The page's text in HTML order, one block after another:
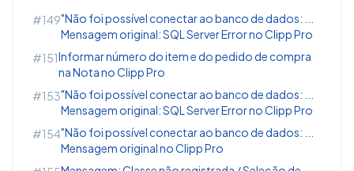
#149"Não foi possível conectar ao banco de dados: ...
Mensagem original: SQL Server Error no Clipp Pro
#151Informar número do item e do pedido de compra
na Nota no Clipp Pro
#153"Não foi possível conectar ao banco de dados: ...
Mensagem original: SQL Server Error no Clipp Pro
#154"Não foi possível conectar ao banco de dados: ...
Mensagem original no Clipp Pro